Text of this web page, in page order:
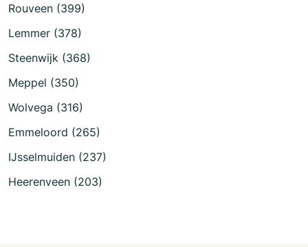
Rouveen (399)
Lemmer (378)
Steenwijk (368)
Meppel (350)
Wolvega (316)
Emmeloord (265)
IJsselmuiden (237)
Heerenveen (203)